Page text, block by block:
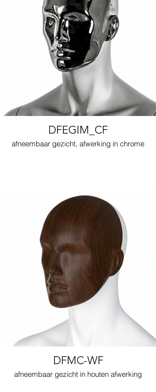
DFEGIM_CF
afneembaar gezicht, afwerking in chrome
DFMC-WF
afneembaar gezicht in houten afwerking